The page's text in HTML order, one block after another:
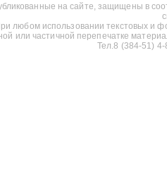
на сайте, защищены в
любом использовании текстовых и
или частичной перепечатке
Тел.8 (384-51)